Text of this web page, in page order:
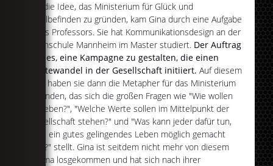
Auf die Idee, das Ministerium für Glück und
Wohlbefinden zu gründen, kam Gina durch eine Aufgabe
eines Professors. Sie hat Kommunikationsdesign an der
Hochschule Mannheim im Master studiert. Der Auftrag
war es, eine Kampagne zu gestalten, die einen
Wertewandel in der Gesellschaft initiiert. Auf diesem
Weg haben sie dann die Metapher für das Ministerium
gefunden, das sich die großen Fragen wie "Wie wollen
wir leben?", "Welche Werte sollen im Mittelpunkt der
Gesellschaft stehen?" und "Was kann jeder dafür tun,
dass ein gutes gelingendes Leben möglich gemacht
wird?" stellt. Gina ist seitdem nicht mehr von diesem
Thema losgekommen und hat sich nach ihrer